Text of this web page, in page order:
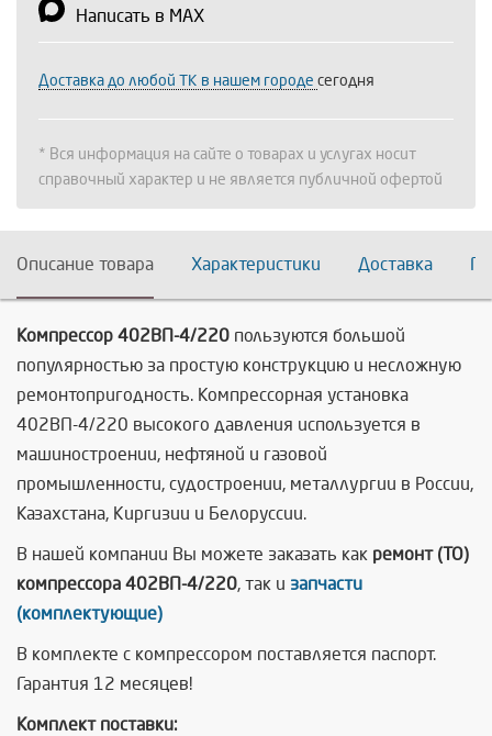
Написать в MAX
Доставка до любой ТК в нашем городе сегодня
* Вся информация на сайте о товарах и услугах носит
справочный характер и не является публичной офертой
Описание товара Характеристики Доставка
Компрессор 402ВП-4/220 пользуются большой
популярностью за простую конструкцию и несложную
ремонтопригодность. Компрессорная установка
402ВП-4/220 высокого давления используется в
машиностроении, нефтяной и газовой
промышленности, судостроении, металлургии в России,
Казахстана, Киргизии и Белоруссии.
В нашей компании Вы можете заказать как ремонт (ТО)
компрессора 402ВП-4/220, так и запчасти
(комплектующие)
В комплекте с компрессором поставляется паспорт.
Гарантия 12 месяцев!
Комплект поставки: